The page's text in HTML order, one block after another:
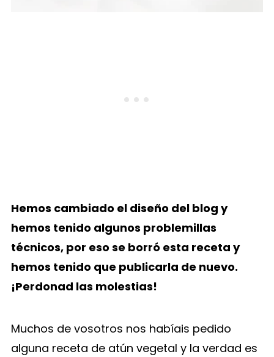
Hemos cambiado el diseño del blog y
hemos tenido algunos problemillas
técnicos, por eso se borró esta receta y
hemos tenido que publicarla de nuevo.
¡Perdonad las molestias!
Muchos de vosotros nos habíais pedido
alguna receta de atún vegetal y la verdad es